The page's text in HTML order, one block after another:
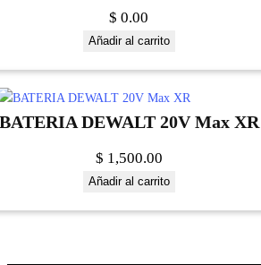
$ 0.00
Añadir al carrito
DEWALT 20V Max XR
$ 1,500.00
Añadir al carrito